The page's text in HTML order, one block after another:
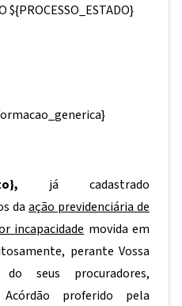
${PROCESSO_ESTADO}
, já cadastrado
da ação previdenciária de
incapacidade movida em
perante Vossa
seus procuradores,
proferido pela